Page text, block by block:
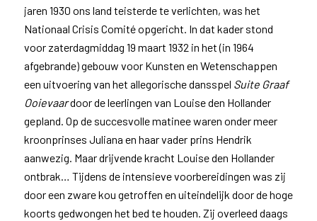
jaren 1930 ons land teisterde te verlichten, was het
Nationaal Crisis Comité opgericht. In dat kader stond
voor zaterdagmiddag 19 maart 1932 in het (in 1964
afgebrande) gebouw voor Kunsten en Wetenschappen
een uitvoering van het allegorische dansspel Suite Graaf
Ooievaardoor de leerlingen van Louise den Hollander
gepland. Op de succesvolle matinee waren onder meer
kroonprinses Juliana en haar vader prins Hendrik
aanwezig. Maar drijvende kracht Louise den Hollander
ontbrak… Tijdens de intensieve voorbereidingen was zij
door een zware kou getroffen en uiteindelijk door de hoge
koorts gedwongen het bed te houden. Zij overleed daags